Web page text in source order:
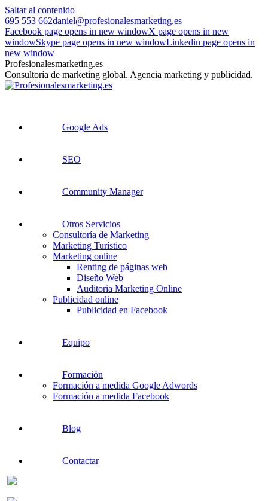
Saltar al contenido
695 553 662daniel@profesionalesmarketing.es
Facebook page opens in new windowX page opens in new
windowSkype page opens in new windowLinkedin page opens in
new window
Profesionalesmarketing.es
Consultoría de marketing global. Agencia marketing y publicidad.
Google Ads
SEO
Community Manager
Otros Servicios
Consultoría de Marketing
Marketing Turístico
Marketing online
Renting de páginas web
Diseño Web
Auditoria Marketing Online
Publicidad online
Publicidad en Facebook
Equipo
Formación
Formación a medida Google Adwords
Formación a medida Facebook
Blog
Contactar